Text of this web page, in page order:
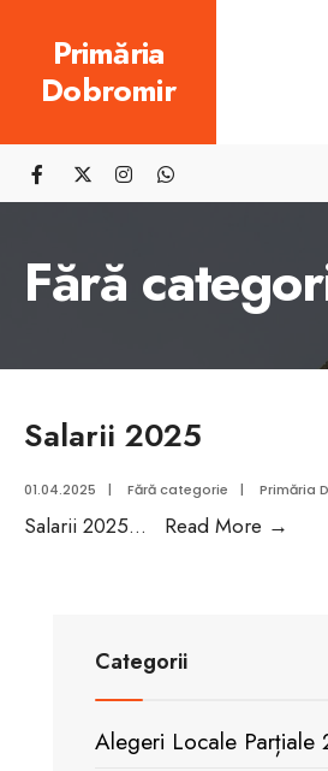
content
Primăria
Dobromir
Fără
Salarii 2025
01.04.2025 | Fără categorie | Primăria
Salarii 2025... Read More →
Categorii
Alegeri Locale Parțiale
for: